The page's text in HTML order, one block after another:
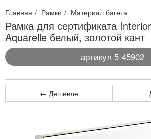
Главная Рамки Материал багета
Рамка для сертификата
Aquarelle белый, золотой кант
артикул 5-45902
← Дешевле